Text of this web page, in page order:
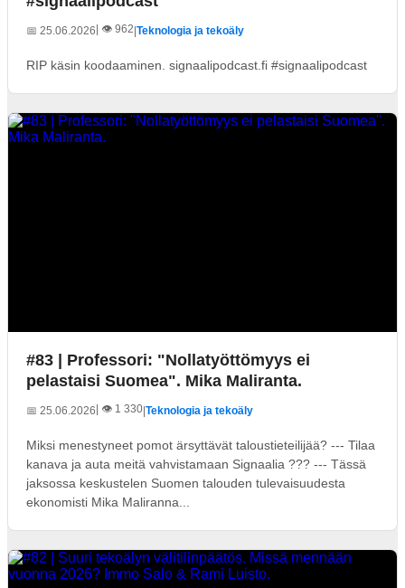
📅 25.06.2026 | 👁️ 962|Teknologia ja tekoäly
RIP käsin koodaaminen. signaalipodcast.fi #signaalipodcast
#83 | Professori: "Nollatyöttömyys ei
pelastaisi Suomea". Mika Maliranta.
📅 25.06.2026 | 👁️ 1 330|Teknologia ja tekoäly
Miksi menestyneet pomot ärsyttävät taloustieteilijää? --- Tilaa
kanava ja auta meitä vahvistamaan Signaalia ??? --- Tässä
jaksossa keskustelen Suomen talouden tulevaisuudesta
ekonomisti Mika Maliranna...